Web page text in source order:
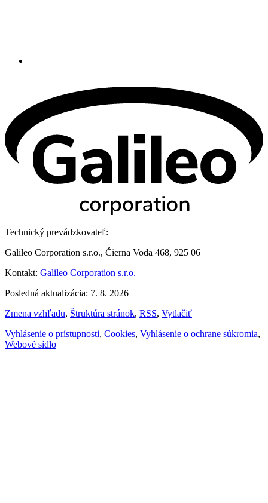
Technický prevádzkovateľ:
Galileo Corporation s.r.o., Čierna Voda 468, 925 06
Kontakt: Galileo Corporation s.r.o.
Posledná aktualizácia: 7. 8. 2026
Zmena vzhľadu, Štruktúra stránok, RSS, Vytlačiť
Vyhlásenie o prístupnosti, Cookies, Vyhlásenie o ochrane súkromia,
Webové sídlo